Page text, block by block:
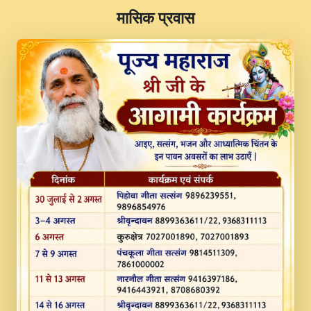
JINU SATGURU AAP BULAVE by Rasik
Pawan ji 20-11-19 Sankirtan At VEER JI
PRABHU KUTEER CHANNEL.mp3
Kina Sohna Tera Bhawan Sajaya Mata
Vaishno Devi Aarti Mata Rani Bhajan By
Lakhwinder Wadali Ji.mp3
MERE MANN VICH KANTH KALER
NEW PUNAJBI DEVOTIONAL SONG 2017
FULL VIDEO HD.mp3
Na To Roop Hai Bindu Ji Maharaj Pad - A
Divine Bhajan by Shri Indresh Ji
#BhaktiPath.mp3
Radha Rani Ki Kirpa Best Devotional
Song By Chitra Vichitra.mp3
​मासिक प्रवास